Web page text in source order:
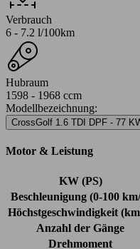
Verbrauch
6 - 7.2 l/100km
Hubraum
1598 - 1968 ccm
Modellbezeichnung:
CrossGolf 1.6 TDI DPF - 77
Motor & Leistung
KW (PS)
Beschleunigung (0-100
Höchstgeschwindigkeit
Anzahl der Gänge
Drehmoment